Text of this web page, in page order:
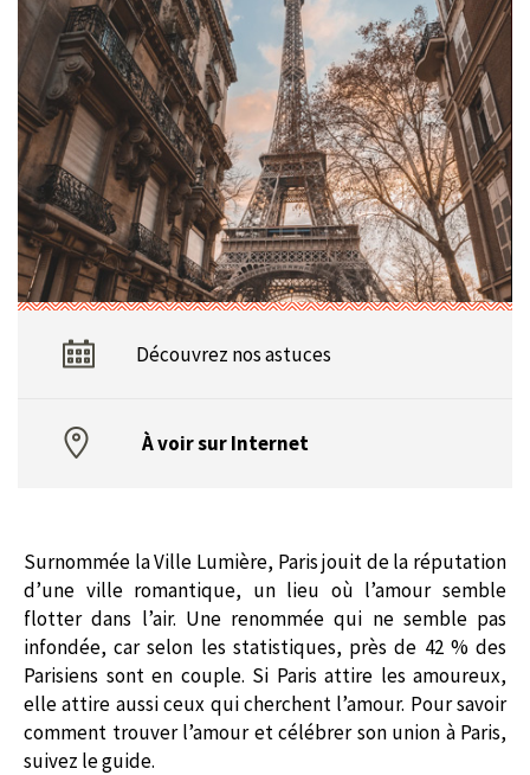
Découvrez nos astuces
À voir sur Internet
Surnommée la Ville Lumière, Paris jouit de la réputation
d’une ville romantique, un lieu où l’amour semble
flotter dans l’air. Une renommée qui ne semble pas
infondée, car selon les statistiques, près de 42 % des
Parisiens sont en couple. Si Paris attire les amoureux,
elle attire aussi ceux qui cherchent l’amour. Pour savoir
comment trouver l’amour et célébrer son union à Paris,
suivez le guide.